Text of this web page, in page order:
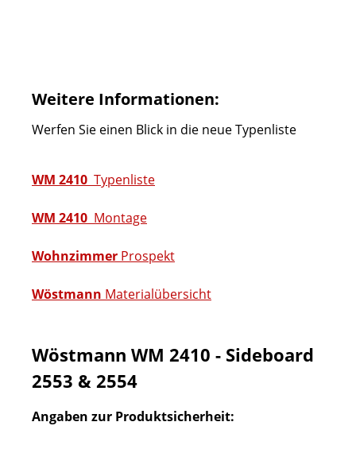
Weitere Informationen:
Werfen Sie einen Blick in die neue Typenliste
WM 2410 Typenliste
WM 2410 Montage
Wohnzimmer Prospekt
Wöstmann Materialübersicht
Wöstmann WM 2410 - Sideboard
2553 & 2554
Angaben zur Produktsicherheit: